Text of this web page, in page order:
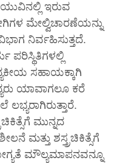
ಇರುವ
ಮೇಲ್ವಿಚಾರಣೆಯನ್ನು
ನಿರ್ವಹಿಸುತ್ತದೆ.
ಪರಿಸ್ಥಿತಿಗಳಲ್ಲಿ
ಸಹಾಯಕ್ಕಾಗಿ
ಯಾವಾಗಲೂ ಕರೆ
ಲಭ್ಯರಾಗಿರುತ್ತಾರೆ.
ಮುನ್ನದ
ಮತ್ತು ಶಸ್ತ್ರಚಿಕಿತ್ಸೆಗೆ
ಮೌಲ್ಯಮಾಪನವನ್ನೂ